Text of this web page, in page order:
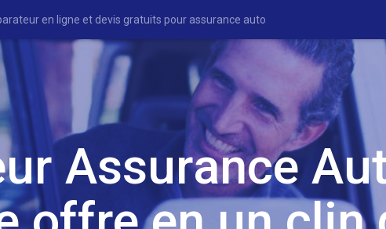
en ligne et devis gratuits pour assurance auto
Assurance